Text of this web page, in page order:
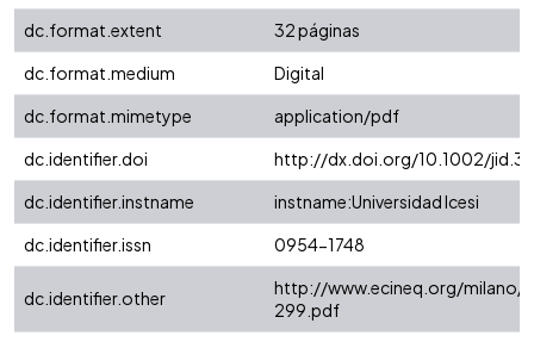
dc.format.extent
32 páginas
dc.format.medium
Digital
dc.format.mimetype
application/pdf
dc.identifier.doi
http://dx.doi.org/10.1002/
dc.identifier.instname
instname:Universidad Icesi
dc.identifier.issn
0954-1748
dc.identifier.other
http://www.ecineq.org/milano/
299.pdf